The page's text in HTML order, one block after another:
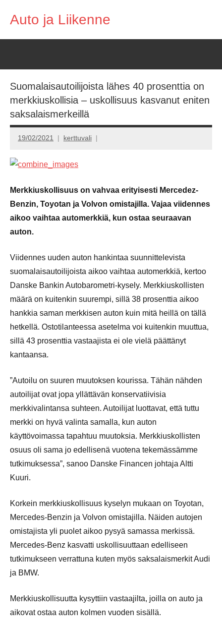
Auto ja Liikenne
Suomalaisautoilijoista lähes 40 prosenttia on
merkkiuskollisia – uskollisuus kasvanut eniten
saksalaismerkeillä
19/02/2021 kerttuvali
Merkkiuskollisuus on vahvaa erityisesti Mercedez-
Benzin, Toyotan ja Volvon omistajilla. Vajaa viidennes
aikoo vaihtaa automerkkiä, kun ostaa seuraavan
auton.
Viidennes uuden auton hankintaa suunnittelevista
suomalaisautoilijoista aikoo vaihtaa automerkkiä, kertoo
Danske Bankin Autobarometri-kysely. Merkkiuskollisten
määrä on kuitenkin suurempi, sillä 38 prosenttia aikoo
hankkia saman merkkisen auton kuin mitä heillä on tällä
hetkellä. Ostotilanteessa asetelma voi kuitenkin muuttua,
sillä 43 prosenttia vastaajista ei ole vielä päättänyt
kantaansa.
”Autoilu on suuren muutoksen kourissa. Tähän nähden
autoilijat ovat jopa yllättävän konservatiivisia
merkkivalintansa suhteen. Autoilijat luottavat, että tuttu
merkki on hyvä valinta samalla, kun auton
käyttövoimassa tapahtuu muutoksia. Merkkiuskollisten
osuus oli sama jo edellisenä vuotena tekemässämme
tutkimuksessa”, sanoo Danske Financen johtaja Altti
Kuuri.
Korkein merkkiuskollisuus kyselyn mukaan on Toyotan,
Mercedes-Benzin ja Volvon omistajilla. Näiden autojen
omistajista yli puolet aikoo pysyä samassa merkissä.
Mercedes-Benz kasvatti uskollisuuttaan edelliseen
tutkimukseen verrattuna kuten myös saksalaismerkit Audi
ja BMW.
Merkkiuskollisuutta kysyttiin vastaajilta, joilla on auto ja
aikovat ostaa auton kolmen vuoden sisällä.